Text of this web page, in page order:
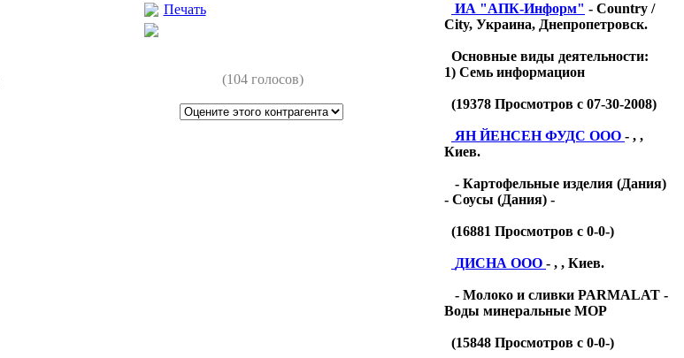
Печать
(104 голосов)
ИА "АПК-Информ" - Country /
City, Украина, Днепропетровск.
Основные виды деятельности:
1) Семь информацион
(19378 Просмотров с 07-30-2008)
ЯН ЙЕНСЕН ФУДС ООО - , ,
Киев.
- Картофельные изделия (Дания)
- Соусы (Дания) -
(16881 Просмотров с 0-0-)
ДИСНА ООО - , , Киев.
- Молоко и сливки PARMALAT -
Воды минеральные МОР
(15848 Просмотров с 0-0-)